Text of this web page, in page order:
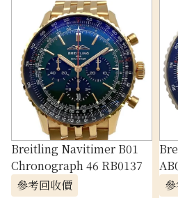
Breitling Navitimer B01
Chronograph 46 RB0137
參考回收價